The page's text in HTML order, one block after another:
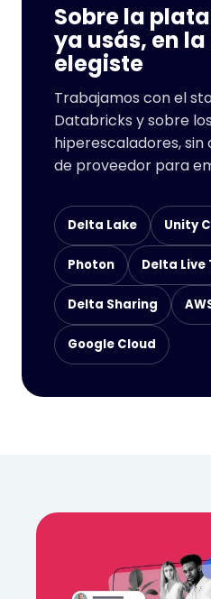
Sobre la
ya usás, en
elegiste
Trabajamos con el
Databricks y sobre
hiperescaladores,
de proveedor para
Delta Lake Unity
Photon Delta Live
Delta Sharing
Google Cloud